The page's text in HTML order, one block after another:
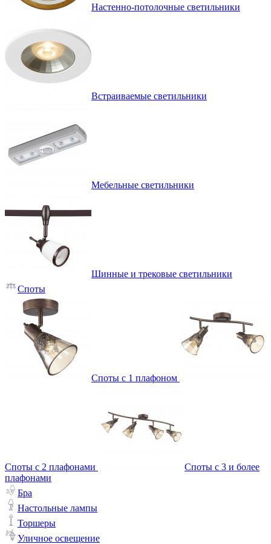
Настенно-потолочные светильники
Встраиваемые светильники
Мебельные светильники
Шинные и трековые светильники
Споты
Споты с 1 плафоном
Споты с 2 плафонами
Споты с 3 и более
плафонами
Бра
Настольные лампы
Торшеры
Уличное освещение